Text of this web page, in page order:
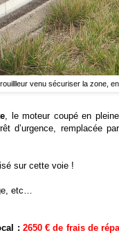
venu sécuriser la zone, en
, le moteur coupé en
d’urgence, remplacée
sur cette voie !
etc…
: 2650 € de frais de